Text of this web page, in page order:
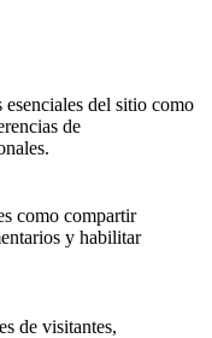
del sitio como
de
como compartir
y habilitar
de visitantes,